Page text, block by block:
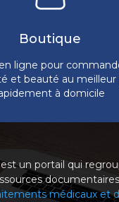
Boutique
ligne pour
et beauté au meilleur
à domicile
un portail qui
médicaux et